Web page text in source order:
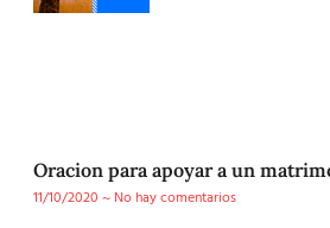
Oracion para apoyar a un
11/10/2020
No hay comentarios